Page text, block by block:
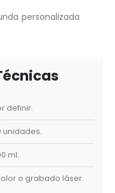
personalizada
definir.
unidades.
ml.
o grabado láser.